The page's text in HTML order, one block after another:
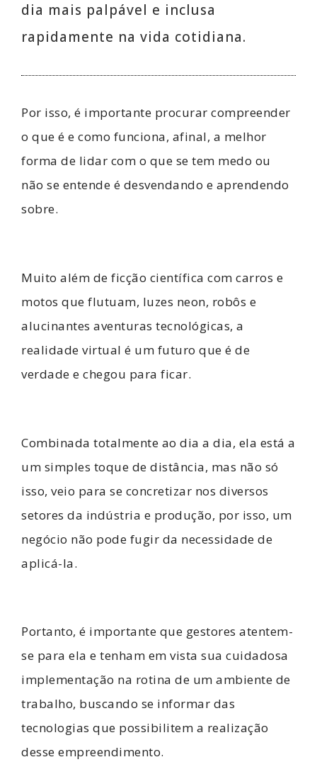
dia mais palpável e inclusa
rapidamente na vida cotidiana.
Por isso, é importante procurar compreender
o que é e como funciona, afinal, a melhor
forma de lidar com o que se tem medo ou
não se entende é desvendando e aprendendo
sobre.
Muito além de ficção científica com carros e
motos que flutuam, luzes neon, robôs e
alucinantes aventuras tecnológicas, a
realidade virtual é um futuro que é de
verdade e chegou para ficar.
Combinada totalmente ao dia a dia, ela está a
um simples toque de distância, mas não só
isso, veio para se concretizar nos diversos
setores da indústria e produção, por isso, um
negócio não pode fugir da necessidade de
aplicá-la.
Portanto, é importante que gestores atentem-
se para ela e tenham em vista sua cuidadosa
implementação na rotina de um ambiente de
trabalho, buscando se informar das
tecnologias que possibilitem a realização
desse empreendimento.